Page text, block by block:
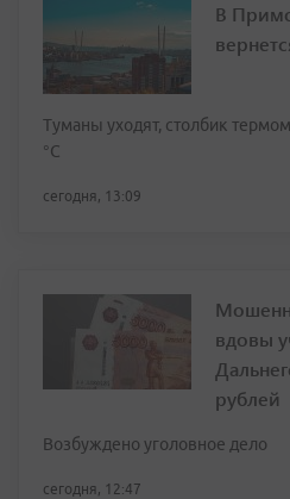
В
Туманы уходят, столбик
°С
сегодня, 13:09
вдовы
рублей
Возбуждено уголовное дело
сегодня, 12:47